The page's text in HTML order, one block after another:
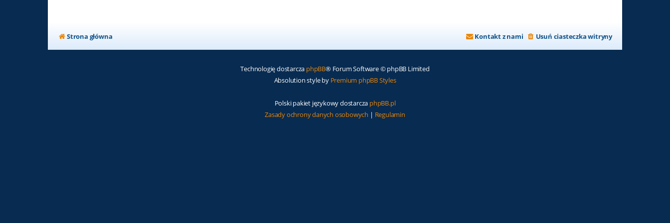
Strona główna Usuń ciasteczka witryny
Kontakt z nami
Technologię dostarcza phpBB® Forum Software © phpBB Limited
Absolution style by Premium phpBB Styles
Polski pakiet językowy dostarcza phpBB.pl
Zasady ochrony danych osobowych | Regulamin